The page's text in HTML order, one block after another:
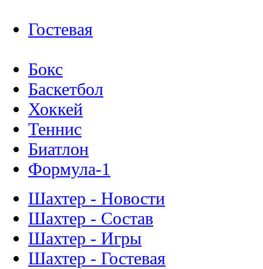
Гостевая
Бокс
Баскетбол
Хоккей
Теннис
Биатлон
Формула-1
Шахтер - Новости
Шахтер - Состав
Шахтер - Игры
Шахтер - Гостевая